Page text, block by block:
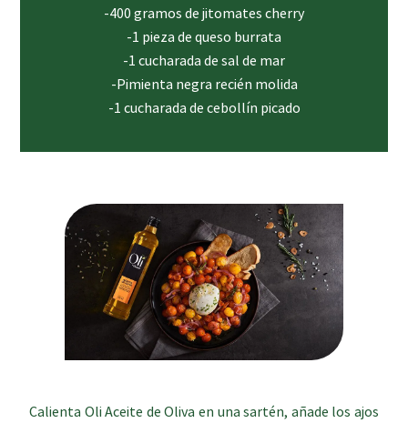
-400 gramos de jitomates cherry
-1 pieza de queso burrata
-1 cucharada de sal de mar
-Pimienta negra recién molida
-1 cucharada de cebollín picado
Calienta Oli Aceite de Oliva en una sartén, añade los ajos